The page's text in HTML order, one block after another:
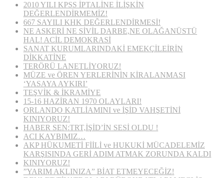
2010 YILI KPSS İPTALİNE İLİŞKİN
DEĞERLENDİRMEMİZ!
667 SAYILI KHK DEĞERLENDİRMESİ!
NE ASKERİ NE SİVİL DARBE,NE OLAĞANÜSTÜ
HAL! ACİL DEMOKRASİ
SANAT KURUMLARINDAKİ EMEKÇİLEİRİN
DİKKATİNE
TERÖRÜ LANETLİYORUZ!
MÜZE ve ÖREN YERLERİNİN KİRALANMASI
‘YASAYA AYKIRI’
TEŞVİK & İKRAMİYE
15-16 HAZİRAN 1970 OLAYLARI!
ORLANDO KATLİAMINI ve İŞİD VAHŞETİNİ
KINIYORUZ!
HABER SEN:TRT,İŞİD’İN SESİ OLDU !
ACI KAYBIMIZ…
AKP HÜKUMETİ FİİLİ ve HUKUKİ MÜCADELEMİZ
KARŞISINDA GERİ ADIM ATMAK ZORUNDA KALDI
KINIYORUZ!
”YARIM AKLINIZA” BİAT ETMEYECEĞİZ!